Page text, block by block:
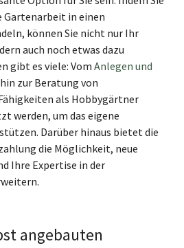
Gartenarbeit in einen
können Sie nicht nur Ihr
auch noch etwas dazu
gibt es viele: Vom Anlegen und
zur Beratung von
als Hobbygärtner
werden, um das eigene
Darüber hinaus bietet die
die Möglichkeit, neue
Ihre Expertise in der
angebauten